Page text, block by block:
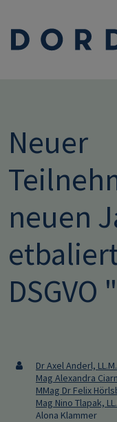
Neuer
neuen
Dr Axel Anderl, LL.M.
Mag Alexandra
MMag Dr Felix
Mag Nino Tlapak,
Alona Klammer